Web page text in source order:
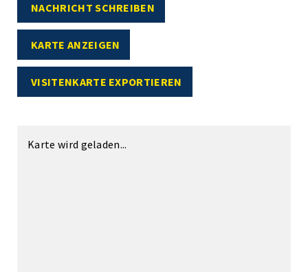
NACHRICHT SCHREIBEN
KARTE ANZEIGEN
VISITENKARTE EXPORTIEREN
Karte wird geladen...